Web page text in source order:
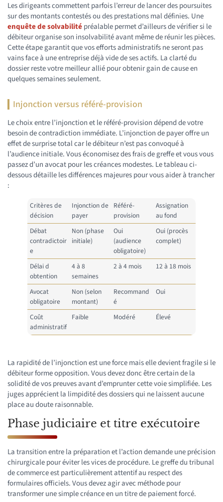
Les dirigeants commettent parfois l’erreur de lancer des poursuites
sur des montants contestés ou des prestations mal définies. Une
enquête de solvabilitépréalable permet d’ailleurs de vérifier si le
débiteur organise son insolvabilité avant même de réunir les pièces.
Cette étape garantit que vos efforts administratifs ne seront pas
vains face à une entreprise déjà vide de ses actifs. La clarté du
dossier reste votre meilleur allié pour obtenir gain de cause en
quelques semaines seulement.
Injonction versus référé-provision
Le choix entre l’injonction et le référé-provision dépend de votre
besoin de contradiction immédiate. L’injonction de payer offre un
effet de surprise total car le débiteur n’est pas convoqué à
l’audience initiale. Vous économisez des frais de greffe et vous vous
passez d’un avocat pour les créances modestes. Le tableau ci-
dessous détaille les différences majeures pour vous aider à trancher
:
Critères de
décision
Injonction de
payer
Référé-
provision
Assignation
au fond
Débat
contradictoir
e
Non (phase
initiale)
Oui
(audience
obligatoire)
Oui (procès
complet)
Délai d
obtention
4 à 8
semaines
2 à 4 mois 12 à 18 mois
Avocat
obligatoire
Non (selon
montant)
Recommand
é
Oui
Coût
administratif
Faible Modéré Élevé
La rapidité de l’injonction est une force mais elle devient fragile si le
débiteur forme opposition. Vous devez donc être certain de la
solidité de vos preuves avant d’emprunter cette voie simplifiée. Les
juges apprécient la limpidité des dossiers qui ne laissent aucune
place au doute raisonnable.
Phase judiciaire et titre exécutoire
La transition entre la préparation et l’action demande une précision
chirurgicale pour éviter les vices de procédure. Le greffe du tribunal
de commerce est particulièrement attentif au respect des
formulaires officiels. Vous devez agir avec méthode pour
transformer une simple créance en un titre de paiement forcé.